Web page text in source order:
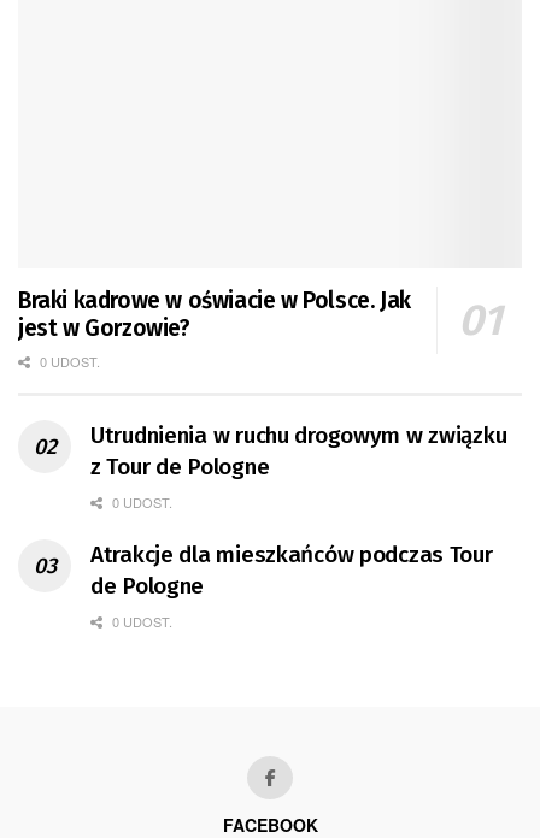
Braki kadrowe w oświacie w Polsce. Jak
jest w Gorzowie?
0 UDOST.
Utrudnienia w ruchu drogowym w związku
z Tour de Pologne
0 UDOST.
Atrakcje dla mieszkańców podczas Tour
de Pologne
0 UDOST.
FACEBOOK